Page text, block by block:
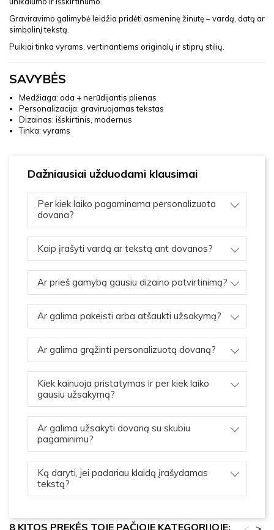
Graviravimo galimybė leidžia pridėti asmeninę žinutę – vardą, datą ar
simbolinį tekstą.
Puikiai tinka vyrams, vertinantiems originalų ir stiprų stilių.
SAVYBĖS
Medžiaga: oda + nerūdijantis plienas
Personalizacija: graviruojamas tekstas
Dizainas: išskirtinis, modernus
Tinka: vyrams
Dažniausiai užduodami klausimai
Per kiek laiko pagaminama personalizuota
dovana?
Kaip įrašyti vardą ar tekstą ant dovanos?
Ar prieš gamybą gausiu dizaino patvirtinimą?
Ar galima pakeisti arba atšaukti užsakymą?
Ar galima grąžinti personalizuotą dovaną?
Kiek kainuoja pristatymas ir per kiek laiko
gausiu užsakymą?
Ar galima užsakyti dovaną su skubiu
pagaminimu?
Ką daryti, jei padariau klaidą įrašydamas
tekstą?
8 KITOS PREKĖS TOJE PAČIOJE KATEGORIJOJE: